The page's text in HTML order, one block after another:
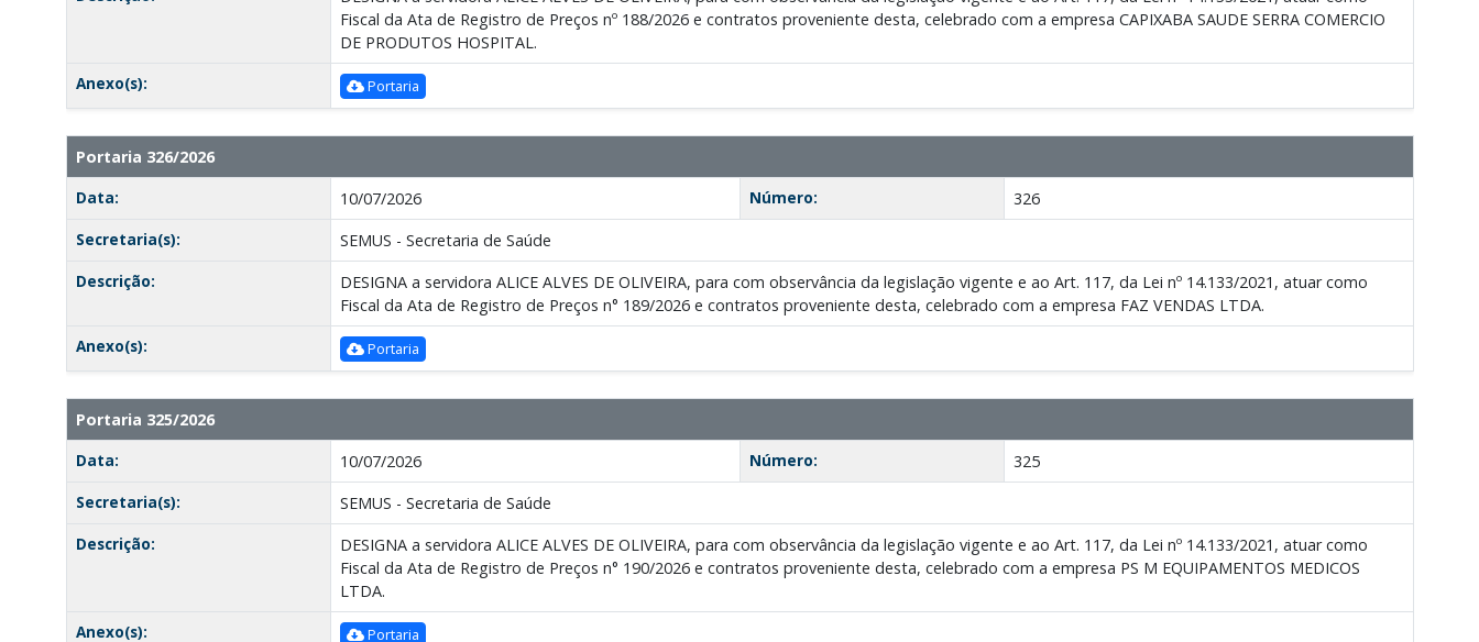
Fiscal da Ata de Registro de Preços nº 188/2026 e contratos proveniente desta, celebrado com a empresa CAPIXABA SAUDE SERRA COMERCIO
DE PRODUTOS HOSPITAL.
Anexo(s):
Portaria
Portaria 326/2026
Data:
10/07/2026 Número:
326
Secretaria(s):
SEMUS - Secretaria de Saúde
Descrição:
DESIGNA a servidora ALICE ALVES DE OLIVEIRA, para com observância da legislação vigente e ao Art. 117, da Lei nº 14.133/2021, atuar como
Fiscal da Ata de Registro de Preços n° 189/2026 e contratos proveniente desta, celebrado com a empresa FAZ VENDAS LTDA.
Anexo(s):
Portaria
Portaria 325/2026
Data:
10/07/2026 Número:
325
Secretaria(s):
SEMUS - Secretaria de Saúde
Descrição:
DESIGNA a servidora ALICE ALVES DE OLIVEIRA, para com observância da legislação vigente e ao Art. 117, da Lei nº 14.133/2021, atuar como
Fiscal da Ata de Registro de Preços n° 190/2026 e contratos proveniente desta, celebrado com a empresa PS M EQUIPAMENTOS MEDICOS
LTDA.
Anexo(s):
Portaria